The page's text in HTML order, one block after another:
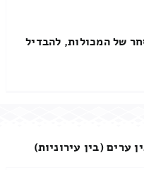
של המכולות, להבדיל
ערים (בין עירוניות)